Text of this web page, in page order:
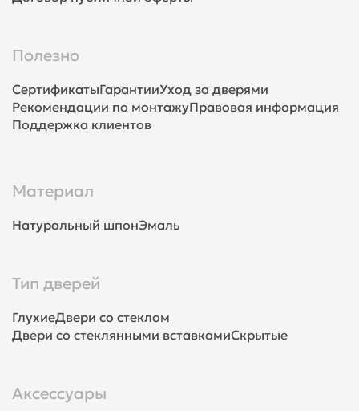
Полезно
СертификатыГарантииУход за дверями
Рекомендации по монтажуПравовая информация
Поддержка клиентов
Материал
Натуральный шпонЭмаль
Тип дверей
ГлухиеДвери со стеклом
Двери со стеклянными вставкамиСкрытые
Аксессуары